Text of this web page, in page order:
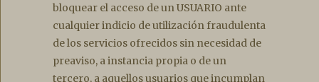
bloquear el acceso de un USUARIO ante
cualquier indicio de utilización fraudulenta
de los servicios ofrecidos sin necesidad de
preaviso, a instancia propia o de un
tercero, a aquellos usuarios que incumplan